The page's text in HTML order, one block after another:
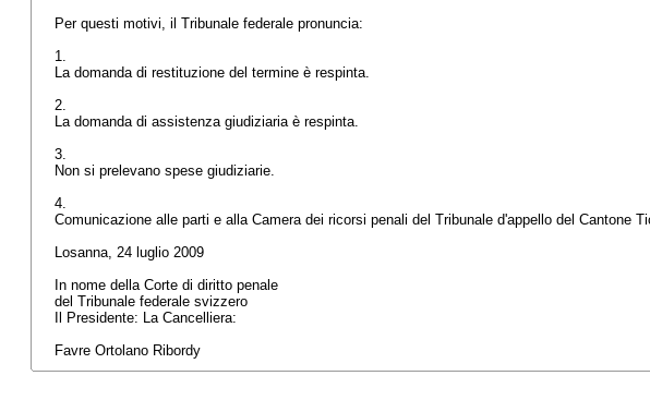
Per questi motivi, il Tribunale federale pronuncia:
1.
La domanda di restituzione del termine è respinta.
2.
La domanda di assistenza giudiziaria è respinta.
3.
Non si prelevano spese giudiziarie.
4.
Comunicazione alle parti e alla Camera dei ricorsi penali del Tribunale d'appello del Cantone
Losanna, 24 luglio 2009
In nome della Corte di diritto penale
del Tribunale federale svizzero
Il Presidente: La Cancelliera:
Favre Ortolano Ribordy